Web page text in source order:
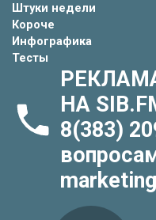
Штуки недели
Короче
Инфографика
Тесты
НА
8(383)